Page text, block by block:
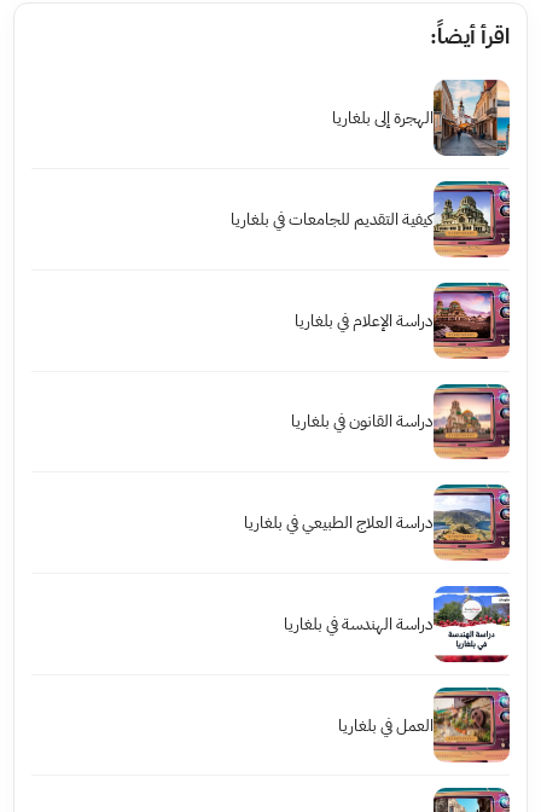
اقرأ أيضاً:
الهجرة إلى بلغاريا
كيفية التقديم للجامعات في بلغاريا
دراسة الإعلام في بلغاريا
دراسة القانون في بلغاريا
دراسة العلاج الطبيعي في بلغاريا
دراسة الهندسة في بلغاريا
العمل في بلغاريا